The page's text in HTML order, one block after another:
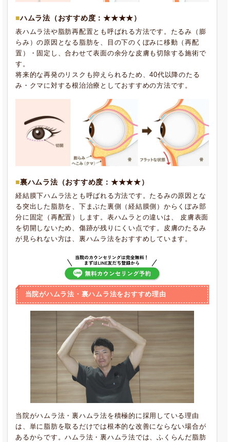
ハムラ法（おすすめ度：★★★★）
表ハムラ法や脂肪再配置とも呼ばれる方法です。たるみ（膨
らみ）の原因となる脂肪を、目の下のくぼみに移動（再配
置）・固定し、合わせて表面の余分な皮膚も切除する施術で
す。
将来的な再発のリスクも抑えられるため、40代以降のたる
み・クマに対する根治治療としておすすめの方法です。
裏ハムラ法（おすすめ度：★★★★）
経結膜下ハムラ法とも呼ばれる方法です。たるみの原因とな
る突出した脂肪を、下まぶた裏側（経結膜側）からくぼみ部
分に固定（再配置）します。表ハムラとの違いは、 皮膚表面
を切開しないため、傷跡が残りにくい点です。皮膚のたるみ
が見られない方は、裏ハムラ法をおすすめしています。
当院がハムラ法・裏ハムラ法をおすすめ理由
当院がハムラ法・裏ハムラ法を積極的に採用している理由
は、単に脂肪を取るだけでは根本的な改善にならない場合が
あるからです。ハムラ法・裏ハムラ法では、ふくらんだ脂肪